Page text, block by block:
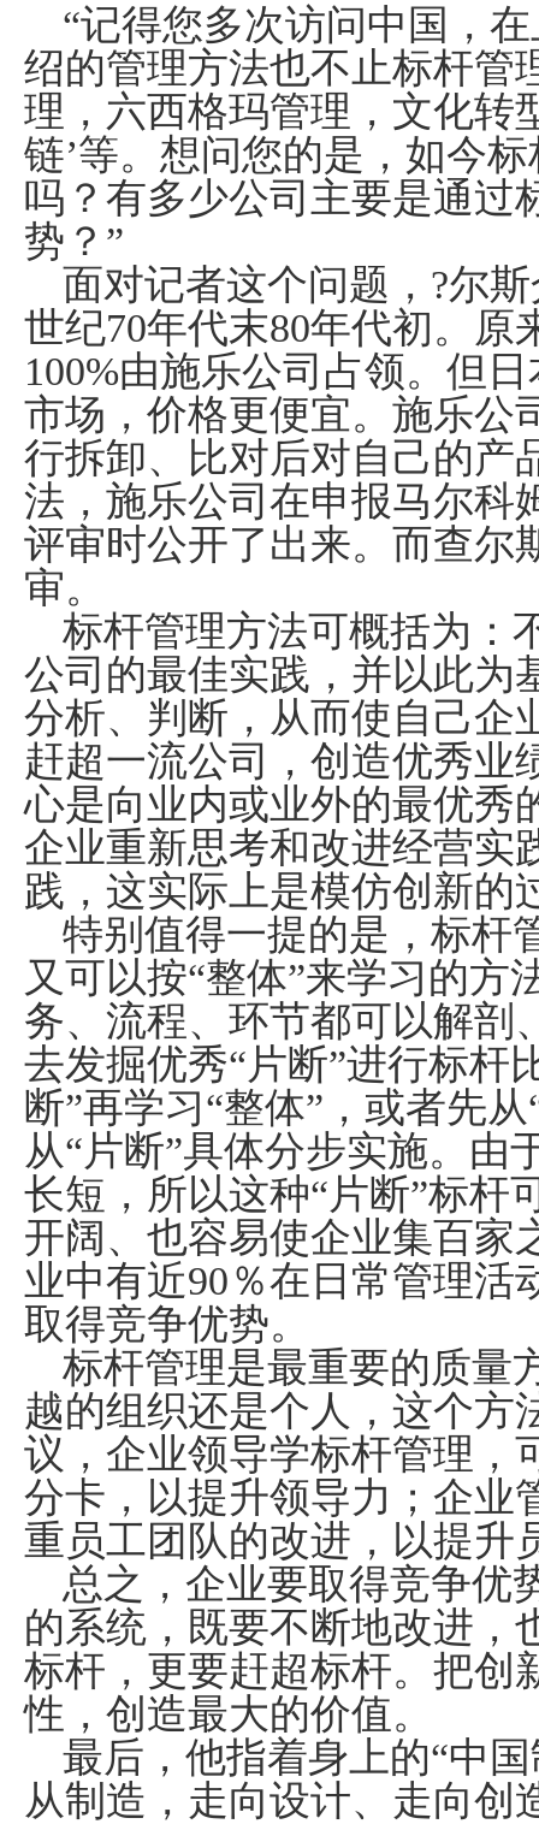
“记得您多次访问中国，
绍的管理方法也不止标杆管
理，六西格玛管理，文化转
链’等。想问您的是，如今
吗？有多少公司主要是通过
势？”
面对记者这个问题，?尔
世纪70年代末80年代初。原
100%由施乐公司占领。但
市场，价格更便宜。施乐公
行拆卸、比对后对自己的产
法，施乐公司在申报马尔科
评审时公开了出来。而查尔
审。
标杆管理方法可概括为：
公司的最佳实践，并以此为
分析、判断，从而使自己企
赶超一流公司，创造优秀业
心是向业内或业外的最优秀
企业重新思考和改进经营实
践，这实际上是模仿创新的
特别值得一提的是，标杆
又可以按“整体”来学习的方
务、流程、环节都可以解剖
去发掘优秀“片断”进行标杆
断”再学习“整体”，或者先
从“片断”具体分步实施。由
长短，所以这种“片断”标杆
开阔、也容易使企业集百家
业中有近90％在日常管理活
取得竞争优势。
标杆管理是最重要的质量
越的组织还是个人，这个方
议，企业领导学标杆管理，
分卡，以提升领导力；企业
重员工团队的改进，以提升
总之，企业要取得竞争优
的系统，既要不断地改进，
标杆，更要赶超标杆。把创
性，创造最大的价值。
最后，他指着身上的“中
从制造，走向设计、走向创